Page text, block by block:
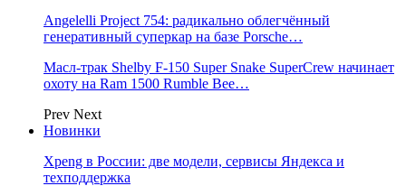
Angelelli Project 754: радикально облегчённый
генеративный суперкар на базе Porsche…
Масл-трак Shelby F-150 Super Snake SuperCrew начинает
охоту на Ram 1500 Rumble Bee…
Prev Next
Новинки
Xpeng в России: две модели, сервисы Яндекса и
техподдержка